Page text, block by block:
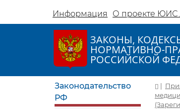
Информация О проекте ЮИС
ЗАКОНЫ,
НОРМАТИВНО-
РОССИЙСКОЙ
Законодательство
РФ
|